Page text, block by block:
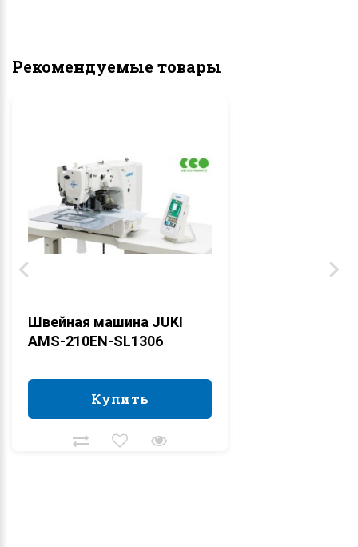
Рекомендуемые товары
Швейная машина JUKI
AMS-210EN-SL1306
Купить
Купить